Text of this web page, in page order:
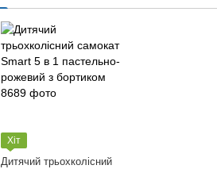
Хіт
Дитячий трьохколісний